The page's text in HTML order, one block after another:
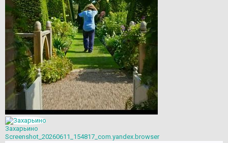
Захарьино
Screenshot_20260611_154817_com.yandex.browser